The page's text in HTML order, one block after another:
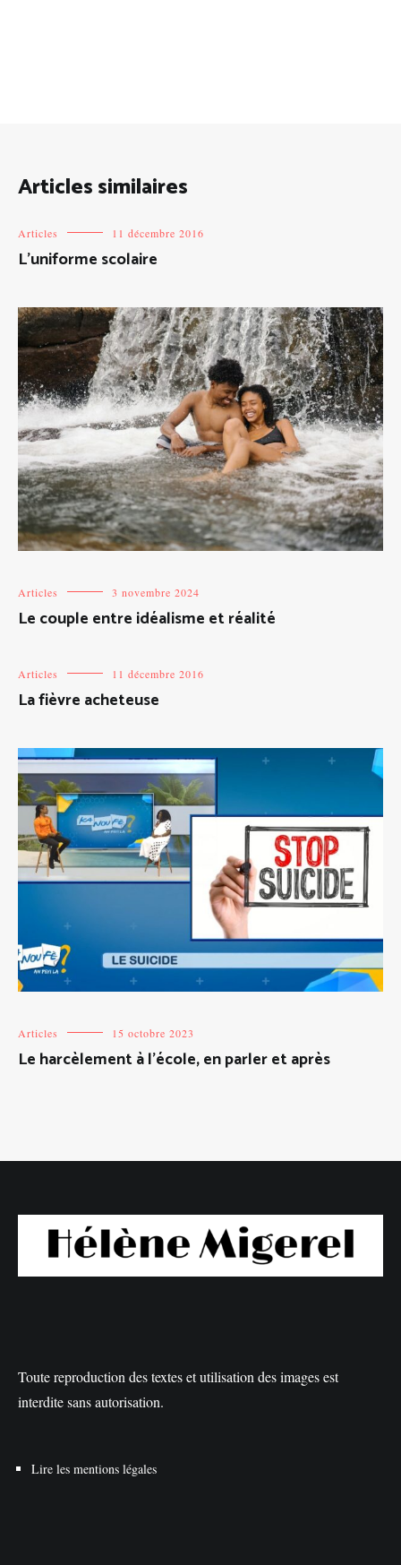
Articles similaires
Articles 11 décembre 2016
L’uniforme scolaire
Articles 3 novembre 2024
Le couple entre idéalisme et réalité
Articles 11 décembre 2016
La fièvre acheteuse
Articles 15 octobre 2023
Le harcèlement à l’école, en parler et après
Toute reproduction des textes et utilisation des images est
interdite sans autorisation.
Lire les mentions légales